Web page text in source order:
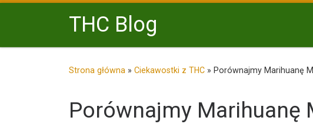
Przejdź do treściTHC Blog
Strona główna » Ciekawostki z THC » Porównajmy Marihuanę
Porównajmy Marihuanę